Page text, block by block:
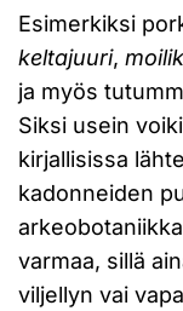
Esimerkiksi
keltajuuri,
ja myös
Siksi usein
kirjallisissa
kadonneiden
varmaa, sillä
viljellyn vai